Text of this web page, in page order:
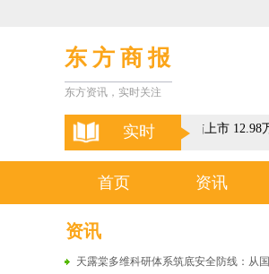
东方资讯，实时关注
东 方 商 报
实时
2023款欧拉好猫上市 12.98
首页 资讯
资讯
天露棠多维科研体系筑底安全防线：从